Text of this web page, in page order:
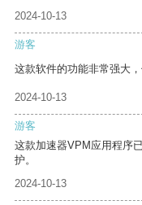
2024-10-13
游客
这款软件的功能非常强大，
2024-10-13
游客
这款加速器VPM应用程序
护。
2024-10-13